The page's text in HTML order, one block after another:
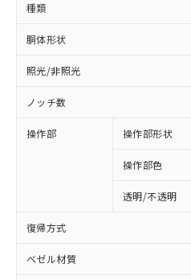
種類
胴体形状
照光/非照光
ノッチ数
操作部 操作部形状
操作部色
透明/不透明
復帰方式
ベゼル材質